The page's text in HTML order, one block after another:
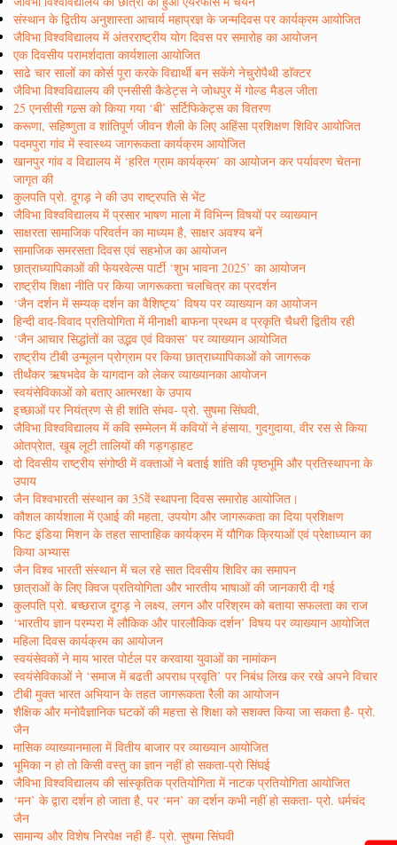
संस्थान के द्वितीय अनुशास्ता आचार्य महाप्रज्ञ के जन्मदिवस पर कार्यक्रम आयोजित
जैविभा विश्वविद्यालय में अंतरराष्ट्रीय योग दिवस पर समारोह का आयोजन
एक दिवसीय परामर्शदाता कार्यशाला आयोजित
साढे चार सालों का कोर्स पूरा करके विद्यार्थी बन सकेंगे नेचुरोपैथी डाॅक्टर
जैविभा विश्वविद्यालय की एनसीसी कैडेट्स ने जोधपुर में गोल्ड मैडल जीता
25 एनसीसी गल्र्स को किया गया ‘बी’ सर्टिफिकेट्स का वितरण
करूणा, सहिष्णुता व शांतिपूर्ण जीवन शैली के लिए अहिंसा प्रशिक्षण शिविर आयोजित
पदमपुरा गांव में स्वास्थ्य जागरूकता कार्यक्रम आयोजित
खानपुर गांव व विद्यालय में ‘हरित ग्राम कार्यक्रम’ का आयोजन कर पर्यावरण चेतना
जागृत की
कुलपति प्रो. दूगड़ ने की उप राष्ट्रपति से भेंट
जैविभा विश्वविद्यालय में प्रसार भाषण माला में विभिन्न विषयों पर व्याख्यान
साक्षरता सामाजिक परिवर्तन का माध्यम है, साक्षर अवश्य बनें
सामाजिक समरसता दिवस एवं सहभोज का आयोजन
छात्राध्यापिकाओं की फेयरवेल्स पार्टी ‘शुभ भावना 2025’ का आयोजन
राष्ट्रीय शिक्षा नीति पर किया जागरूकता चलचित्र का प्रदर्शन
‘जैन दर्शन में सम्यक् दर्शन का वैशिष्ट्य’ विषय पर व्याख्यान का आयोजन
हिन्दी वाद-विवाद प्रतियोगिता में मीनाक्षी बाफना प्रथम व प्रकृति चैधरी द्वितीय रही
‘जैन आचार सिद्धांतों का उद्भव एवं विकास’ पर व्याख्यान आयोजित
राष्ट्रीय टीबी उन्मूलन प्रोग्राम पर किया छात्राध्यापिकाओं को जागरूक
तीर्थंकर ऋषभदेव के यागदान को लेकर व्याख्यानका आयोजन
स्वयंसेविकाओं को बताए आत्मरक्षा के उपाय
इच्छाओं पर नियंत्रण से ही शांति संभव- प्रो. सुषमा सिंघवी,
जैविभा विश्वविद्यालय में कवि सम्मेलन में कवियों ने हंसाया, गुदगुदाया, वीर रस से किया
ओतप्रेात, खूब लूटी तालियों की गड़गड़ाहट
दो दिवसीय राष्ट्रीय संगोष्ठी में वक्ताओं ने बताई शांति की पृष्ठभूमि और प्रतिस्थापना के
उपाय
जैन विश्वभारती संस्थान का 35वें स्थापना दिवस समारोह आयोजित।
कौशल कार्यशाला में एआई की महता, उपयोग और जागरूकता का दिया प्रशिक्षण
फिट इंडिया मिशन के तहत साप्ताहिक कार्यक्रम में यौगिक क्रियाओं एवं प्रेक्षाध्यान का
किया अभ्यास
जैन विश्व भारती संस्थान में चल रहे सात दिवसीय शिविर का समापन
छात्राओं के लिए क्विज प्रतियोगिता और भारतीय भाषाओं की जानकारी दी गई
कुलपति प्रो. बच्छराज दूगड़ ने लक्ष्य, लगन और परिश्रम को बताया सफलता का राज
‘भारतीय ज्ञान परम्परा में लौकिक और पारलौकिक दर्शन’ विषय पर व्याख्यान आयोजित
महिला दिवस कार्यक्रम का आयोजन
स्वयंसेवकों ने माय भारत पोर्टल पर करवाया युवाओं का नामांकन
स्वयंसेविकाओं ने ‘समाज में बढती अपराध प्रवृति’ पर निबंध लिख कर रखे अपने विचार
टीबी मुक्त भारत अभियान के तहत जागरूकता रैली का आयोजन
शैक्षिक और मनोवैज्ञानिक घटकों की महत्ता से शिक्षा को सशक्त किया जा सकता है- प्रो.
जैन
मासिक व्याख्यानमाला में वितीय बाजार पर व्याख्यान आयोजित
भूमिका न हो तो किसी वस्तु का ज्ञान नहीं हो सकता-प्रो सिंघई
जैविभा विश्वविद्यालय की सांस्कृतिक प्रतियोगिता में नाटक प्रतियोगिता आयोजित
‘मन’ के द्वारा दर्शन हो जाता है, पर ‘मन’ का दर्शन कभी नहीं हो सकता- प्रो. धर्मचंद
जैन
सामान्य और विशेष निरपेक्ष नही हैं- प्रो. सुषमा सिंघवी